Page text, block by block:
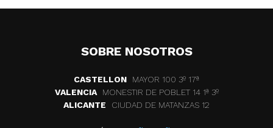
SOBRE NOSOTROS
CASTELLON
MAYOR 100 3º 17ª
VALENCIA
MONESTIR DE POBLET 14 1ª 3º
ALICANTE
CIUDAD DE MATANZAS 12